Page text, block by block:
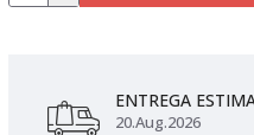
ENTREGA
20.Aug.2026